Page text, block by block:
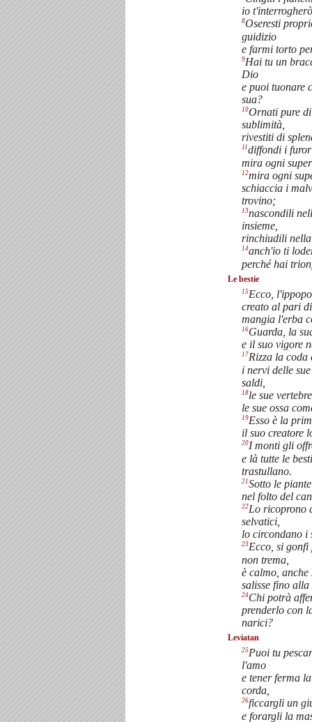
io
8Oseresti
guidizio
e farmi torto
9Hai tu un
Dio
e puoi tuonare
sua?
10Ornati pure
sublimità,
rivestiti di
11diffondi i
mira ogni
12mira ogni
schiaccia i
trovino;
13nascondili
insieme,
rinchiudili nella
14anch'io ti
perché hai
Le bestie
15Ecco,
creato al pari
mangia l'erba
16Guarda, la
e il suo vigore
17Rizza la coda
i nervi delle
saldi,
18le sue
le sue ossa
19Esso è la
il suo creatore
20I monti gli
e là tutte le
trastullano.
21Sotto le
nel folto del
22Lo ricoprono
selvatici,
lo circondano i
23Ecco, si
non trema,
è calmo,
salisse fino alla
24Chi potrà
prenderlo con
narici?
Leviatan
25Puoi tu
l'amo
e tener ferma
corda,
26ficcargli un
e forargli la